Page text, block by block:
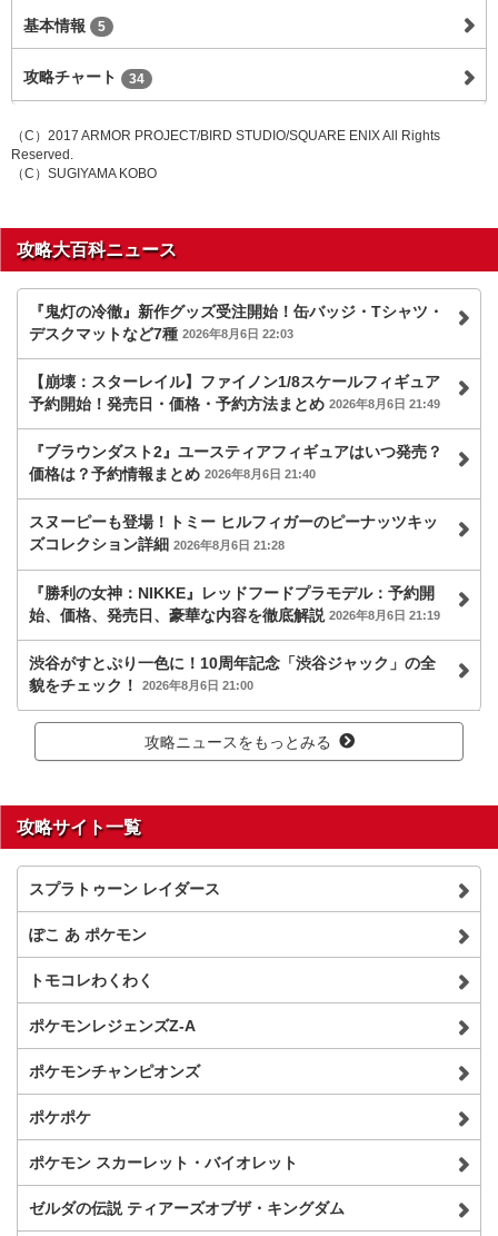
基本情報 5
攻略チャート 34
（C）2017 ARMOR PROJECT/BIRD STUDIO/SQUARE ENIX All Rights
Reserved.
（C）SUGIYAMA KOBO
攻略大百科ニュース
『鬼灯の冷徹』新作グッズ受注開始！缶バッジ・Tシャツ・
デスクマットなど7種 2026年8月6日 22:03
【崩壊：スターレイル】ファイノン1/8スケールフィギュア
予約開始！発売日・価格・予約方法まとめ 2026年8月6日 21:49
『ブラウンダスト2』ユースティアフィギュアはいつ発売？
価格は？予約情報まとめ 2026年8月6日 21:40
スヌーピーも登場！トミー ヒルフィガーのピーナッツキッ
ズコレクション詳細 2026年8月6日 21:28
『勝利の女神：NIKKE』レッドフードプラモデル：予約開
始、価格、発売日、豪華な内容を徹底解説 2026年8月6日 21:19
渋谷がすとぷり一色に！10周年記念「渋谷ジャック」の全
貌をチェック！
2026年8月6日 21:00
攻略ニュースをもっとみる
攻略サイト一覧
スプラトゥーン レイダース
ぽこ あ ポケモン
トモコレわくわく
ポケモンレジェンズZ-A
ポケモンチャンピオンズ
ポケポケ
ポケモン スカーレット・バイオレット
ゼルダの伝説 ティアーズオブザ・キングダム